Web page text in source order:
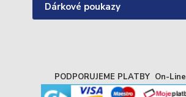
Dárkové poukazy
PODPORUJEME PLATBY On-Line